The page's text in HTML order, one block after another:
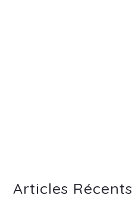
Articles Récents